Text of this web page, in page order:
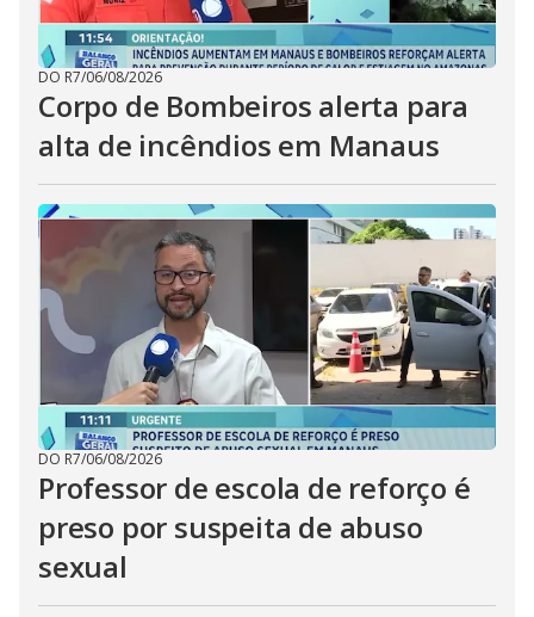
DO R7/06/08/2026
Corpo de Bombeiros alerta para
alta de incêndios em Manaus
DO R7/06/08/2026
Professor de escola de reforço é
preso por suspeita de abuso
sexual